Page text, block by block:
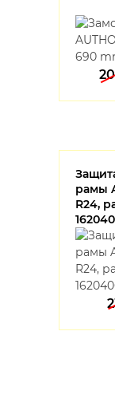
рамы
R24,